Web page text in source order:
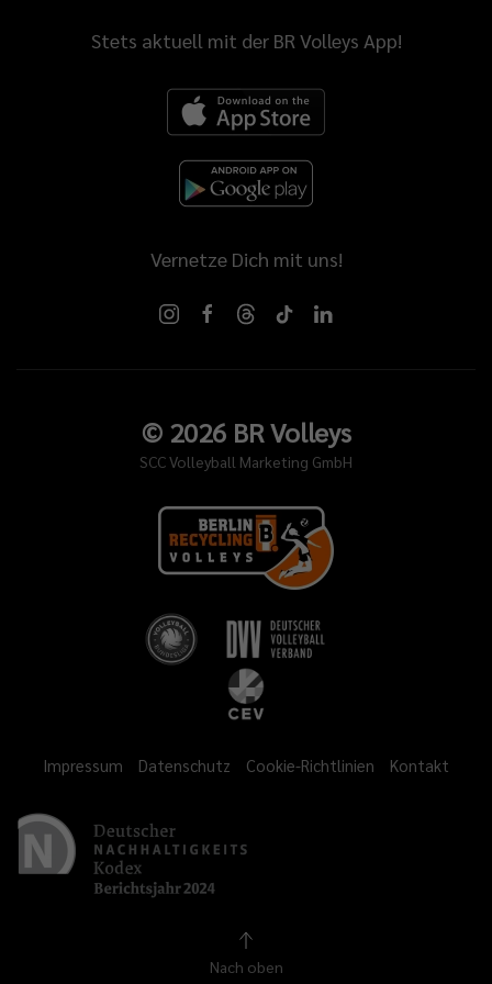
Stets aktuell mit der BR Volleys App!
Vernetze Dich mit uns!
© 2026BR Volleys
SCC Volleyball Marketing GmbH
Impressum Datenschutz Cookie-Richtlinien Kontakt
Nach oben